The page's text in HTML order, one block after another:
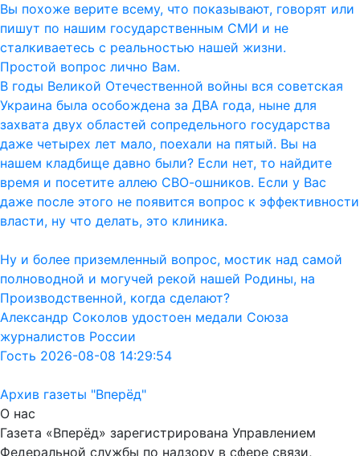
Вы похоже верите всему, что показывают, говорят или
пишут по нашим государственным СМИ и не
сталкиваетесь с реальностью нашей жизни.
Простой вопрос лично Вам.
В годы Великой Отечественной войны вся советская
Украина была особождена за ДВА года, ныне для
захвата двух областей сопредельного государства
даже четырех лет мало, поехали на пятый. Вы на
нашем кладбище давно были? Если нет, то найдите
время и посетите аллею СВО-ошников. Если у Вас
даже после этого не появится вопрос к эффективности
власти, ну что делать, это клиника.
Ну и более приземленный вопрос, мостик над самой
полноводной и могучей рекой нашей Родины, на
Производственной, когда сделают?
Александр Соколов удостоен медали Союза
журналистов России
Гость 2026-08-08 14:29:54
Архив газеты "Вперёд"
О нас
Газета «Вперёд» зарегистрирована Управлением
Федеральной службы по надзору в сфере связи,